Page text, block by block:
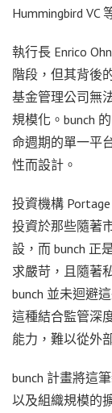
Hummingbird VC
執行長 Enrico
階段，但其背後
基金管理公司無
規模化。bunch
命週期的單一平
性而設計。
投資機構
投資於那些隨著
設，而 bunch 正
求嚴苛，且隨著
bunch 並未迴避
這種結合監管深
能力，難以從外
bunch 計畫將這
以及組織規模的